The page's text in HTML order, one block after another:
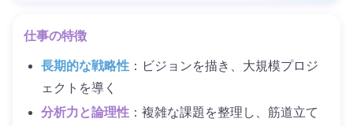
仕事の特徴
長期的な戦略性：ビジョンを描き、大規模プロジ
ェクトを導く
分析力と論理性：複雑な課題を整理し、筋道立て